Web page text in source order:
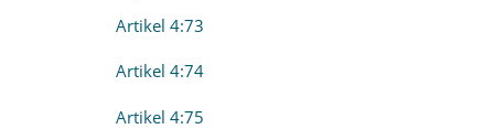
Artikel 4:73
Artikel 4:74
Artikel 4:75